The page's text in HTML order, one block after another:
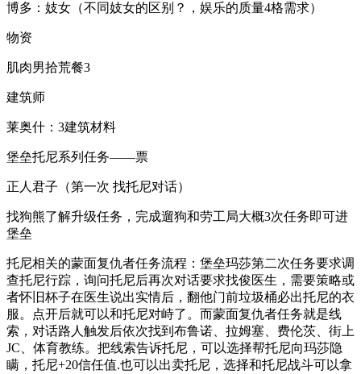
博多：妓女（不同妓女的区别？，娱乐的质量4格需求）
物资
肌肉男拾荒餐3
建筑师
莱奥什：3建筑材料
堡垒托尼系列任务——票
正人君子（第一次 找托尼对话）
找狗熊了解升级任务，完成遛狗和劳工局大概3次任务即可进
堡垒
托尼相关的蒙面复仇者任务流程：堡垒玛莎第二次任务要求调
查托尼行踪，询问托尼后再次对话要求找俊医生，需要策略或
者怀旧杯子在医生说出实情后，翻他门前垃圾桶必出托尼的衣
服。点开后就可以和托尼对峙了。而蒙面复仇者任务就是线
索，对话路人触发后依次找到布鲁诺、拉姆塞、费伦茨、街上
JC、体育教练。把线索告诉托尼，可以选择帮托尼向玛莎隐
瞒，托尼+20信任值.也可以出卖托尼，选择和托尼战斗可以拿